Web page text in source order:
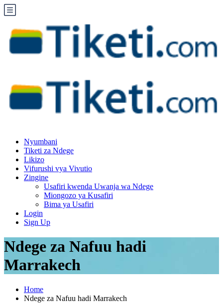
Nyumbani
Tiketi za Ndege
Likizo
Vifurushi vya Vivutio
Zingine
Usafiri kwenda Uwanja wa Ndege
Miongozo ya Kusafiri
Bima ya Usafiri
Login
Sign Up
Ndege za Nafuu hadi
Marrakech
Home
Ndege za Nafuu hadi Marrakech